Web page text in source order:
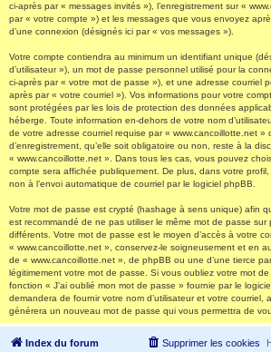
ci-après par « messages invités »), l’enregistrement sur «
par « votre compte ») et les messages que vous envoyez
d’une connexion (désignés ici par « vos messages »).
Votre compte contiendra au minimum un identifiant unique
d’utilisateur »), un mot de passe personnel utilisé pour la
ci-après par « votre mot de passe »), et une adresse courriel
après par « votre courriel »). Vos informations pour votre
sont protégées par les lois de protection des données
héberge. Toute information en-dehors de votre nom
de votre adresse courriel requise par « www.cancoillotte.net »
d’enregistrement, qu’elle soit obligatoire ou non, reste à la
« www.cancoillotte.net ». Dans tous les cas, vous pouvez
compte sera affichée publiquement. De plus, dans votre
non à l’envoi automatique de courriel par le logiciel phpBB.
Votre mot de passe est crypté (hashage à sens unique) afin
est recommandé de ne pas utiliser le même mot de passe sur
différents. Votre mot de passe est le moyen d’accès à votre
« www.cancoillotte.net », conservez-le soigneusement et en
de « www.cancoillotte.net », de phpBB ou une d’une tierce
légitimement votre mot de passe. Si vous oubliez votre mot
fonction « J’ai oublié mon mot de passe » fournie par le
demandera de fournir votre nom d’utilisateur et votre courriel,
générera un nouveau mot de passe qui vous permettra de
Index du forum Supprimer les cookies